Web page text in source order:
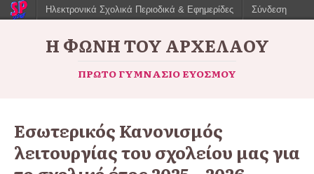
Η ΦΩΝΉ ΤΟΥ ΑΡΧΈΛΑΟΥ
ΠΡΏΤΟ ΓΥΜΝΆΣΙΟ ΕΥΌΣΜΟΥ
Εσωτερικός Κανονισμός
λειτουργίας του σχολείου μας για
Ηλεκτρονικά Σχολικά Περιοδικά & Εφημερίδες Σύνδεση